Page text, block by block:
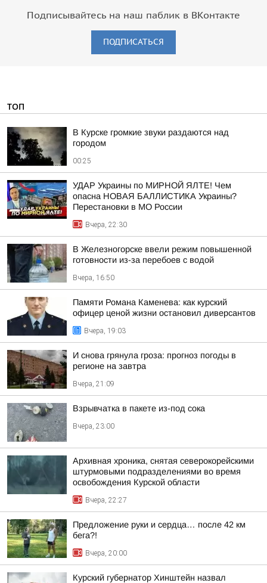
Подписывайтесь на наш паблик в ВКонтакте
ПОДПИСАТЬСЯ
ТОП
В Курске громкие звуки раздаются над
городом
00:25
УДАР Украины по МИРНОЙ ЯЛТЕ! Чем
опасна НОВАЯ БАЛЛИСТИКА Украины?
Перестановки в МО России
Вчера, 22:30
В Железногорске ввели режим повышенной
готовности из-за перебоев с водой
Вчера, 16:50
Памяти Романа Каменева: как курский
офицер ценой жизни остановил диверсантов
Вчера, 19:03
И снова грянула гроза: прогноз погоды в
регионе на завтра
Вчера, 21:09
Взрывчатка в пакете из-под сока
Вчера, 23:00
Архивная хроника, снятая северокорейскими
штурмовыми подразделениями во время
освобождения Курской области
Вчера, 22:27
Предложение руки и сердца… после 42 км
бега?!
Вчера, 20:00
Курский губернатор Хинштейн назвал